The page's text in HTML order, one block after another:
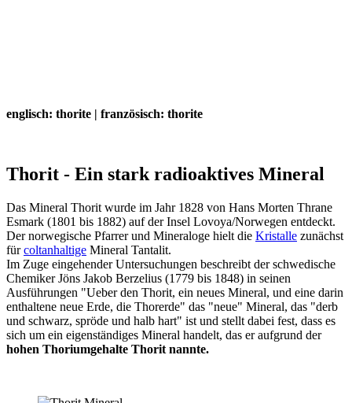
englisch: thorite | französisch: thorite
Thorit - Ein stark radioaktives Mineral
Das Mineral Thorit wurde im Jahr 1828 von Hans Morten Thrane
Esmark (1801 bis 1882) auf der Insel Lovoya/Norwegen entdeckt.
Der norwegische Pfarrer und Mineraloge hielt die Kristalle zunächst
fürcoltanhaltige Mineral Tantalit.
Im Zuge eingehender Untersuchungen beschreibt der schwedische
Chemiker Jöns Jakob Berzelius (1779 bis 1848) in seinen
Ausführungen "Ueber den Thorit, ein neues Mineral, und eine darin
enthaltene neue Erde, die Thorerde" das "neue" Mineral, das "derb
und schwarz, spröde und halb hart" ist und stellt dabei fest, dass es
sich um ein eigenständiges Mineral handelt, das er aufgrund der
hohen Thoriumgehalte Thorit nannte.